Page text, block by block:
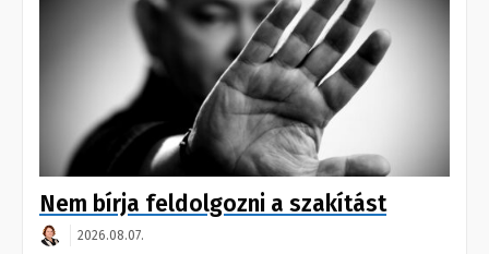
Nem bírja feldolgozni a szakítást
2026.08.07.